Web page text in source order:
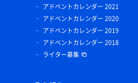
アドベントカレンダー 2021
アドベントカレンダー 2020
アドベントカレンダー 2019
アドベントカレンダー 2018
ライター募集